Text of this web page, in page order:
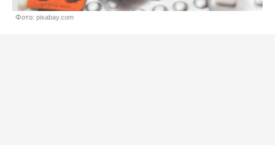
Фото: pixabay.com